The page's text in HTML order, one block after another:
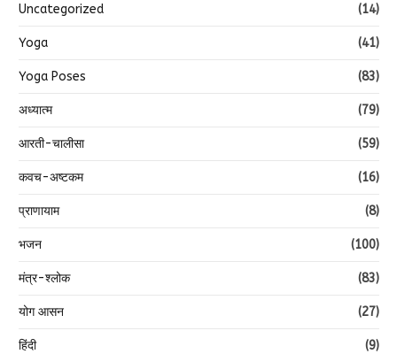
Uncategorized (14)
Yoga (41)
Yoga Poses (83)
अध्यात्म (79)
आरती-चालीसा (59)
कवच-अष्टकम (16)
प्राणायाम (8)
भजन (100)
मंत्र-श्लोक (83)
योग आसन (27)
हिंदी (9)